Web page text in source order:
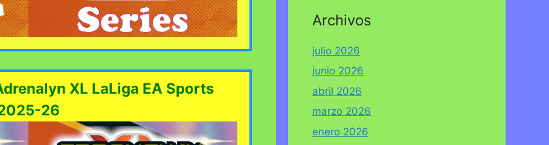
XL LaLiga EA Sports
26
Archivos
julio 2026
junio 2026
abril 2026
marzo 2026
enero 2026